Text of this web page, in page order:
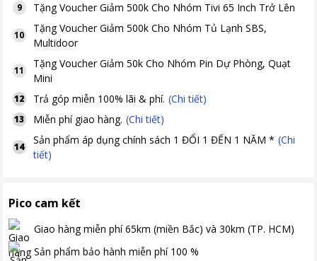
9 TặngVoucher Giảm 500k Cho Nhóm Tivi 65 Inch Trở Lên
10
TặngVoucher Giảm 500k Cho Nhóm Tủ Lạnh SBS,
Multidoor
11
TặngVoucher Giảm 50k Cho Nhóm Pin Dự Phòng, Quạt
Mini
12 Trả góp miễn 100% lãi & phí. (Chi tiết)
13 Miễn phí giao hàng. (Chi tiết)
14
Sản phẩm áp dụng chính sách 1 ĐỔI 1 ĐẾN 1 NĂM * (Chi
tiết)
Pico cam kết
Giao hàng miễn phí 65km (miền Bắc) và 30km (TP. HCM)
Sản phẩm bảo hành miễn phí 100 %